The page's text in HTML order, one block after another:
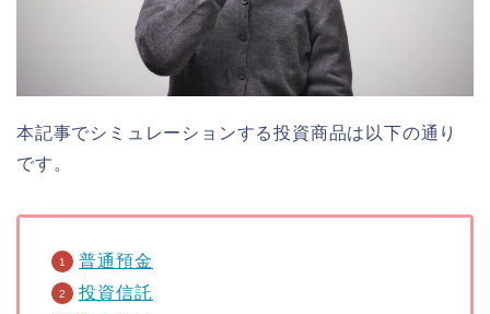
本記事でシミュレーションする投資商品は以下の通り
です。
普通預金
投資信託